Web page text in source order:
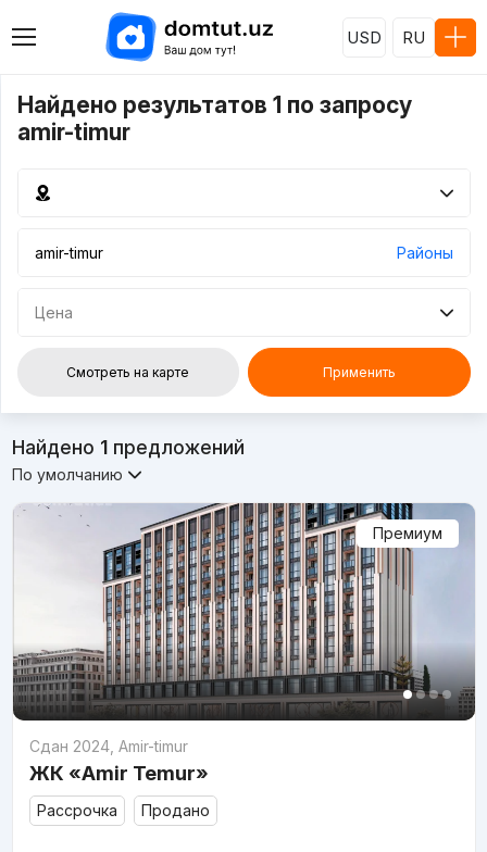
USD RU
Найдено результатов 1 по запросу
amir-timur
Районы
Цена
Смотреть на карте Применить
Найдено 1предложений
По умолчанию
Премиум
Сдан 2024, Amir-timur
ЖК «Amir Temur»
Рассрочка Продано